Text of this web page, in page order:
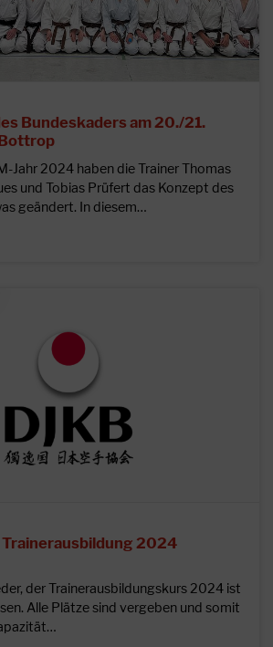
Bundeskaders am 20./21.
Jahr 2024 haben die Trainer Thomas
und Tobias Prüfert das Konzept des
geändert. In diesem…
2024
der Trainerausbildungskurs 2024 ist
Alle Plätze sind vergeben und somit